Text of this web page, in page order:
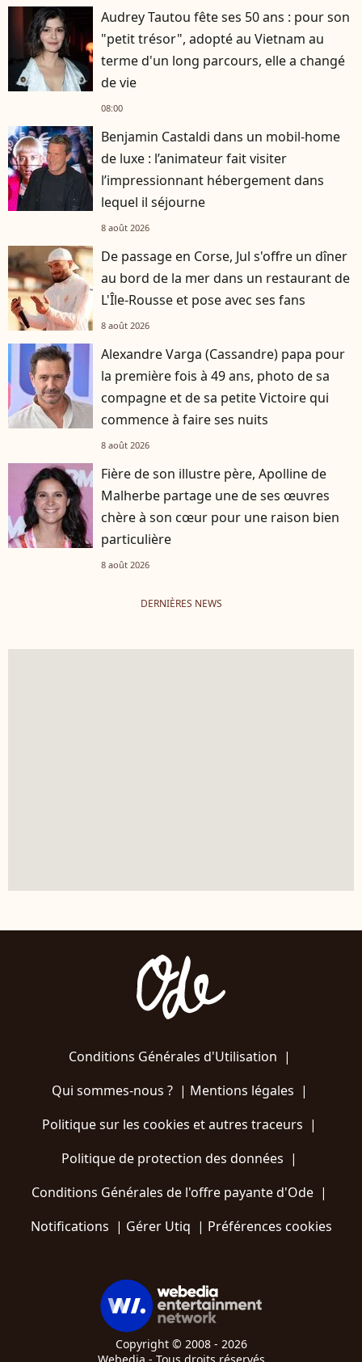
Audrey Tautou fête ses 50 ans : pour son
"petit trésor", adopté au Vietnam au
terme d'un long parcours, elle a changé
de vie
08:00
Benjamin Castaldi dans un mobil-home
de luxe : l’animateur fait visiter
l’impressionnant hébergement dans
lequel il séjourne
8 août 2026
De passage en Corse, Jul s'offre un dîner
au bord de la mer dans un restaurant de
L'Île-Rousse et pose avec ses fans
8 août 2026
Alexandre Varga (Cassandre) papa pour
la première fois à 49 ans, photo de sa
compagne et de sa petite Victoire qui
commence à faire ses nuits
8 août 2026
Fière de son illustre père, Apolline de
Malherbe partage une de ses œuvres
chère à son cœur pour une raison bien
particulière
8 août 2026
DERNIÈRES NEWS
Conditions Générales d'Utilisation |
Qui sommes-nous ?| Mentions légales |
Politique sur les cookies et autres traceurs |
Politique de protection des données |
Conditions Générales de l'offre payante d'Ode |
Notifications | Gérer Utiq | Préférences cookies
Copyright © 2008 - 2026